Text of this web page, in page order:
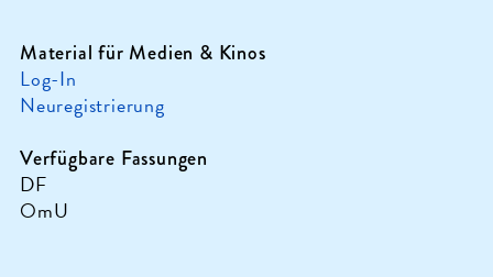
Material für Medien & Kinos
Log-In
Neuregistrierung
Verfügbare Fassungen
DF
OmU